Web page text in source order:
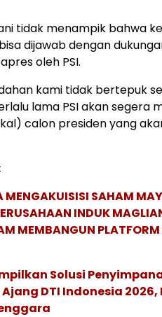
tidak menampik bahwa
dijawab dengan
oleh PSI.
kami tidak bertepuk
lama PSI akan segera
calon presiden yang
MENGAKUISISI SAHAM
INDUK
MEMBANGUN
Solusi
DTI Indonesia